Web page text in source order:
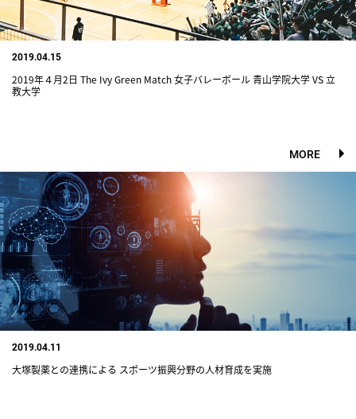
2019.04.15
2019年４月2日 The Ivy Green Match 女子バレーボール 青山学院大学 VS 立
教大学
MORE
2019.04.11
大塚製薬との連携による スポーツ振興分野の人材育成を実施